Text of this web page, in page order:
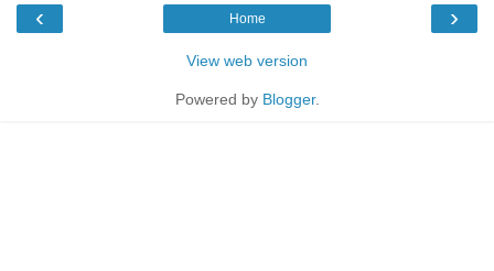
‹ ›
Home
View web version
Powered by Blogger.